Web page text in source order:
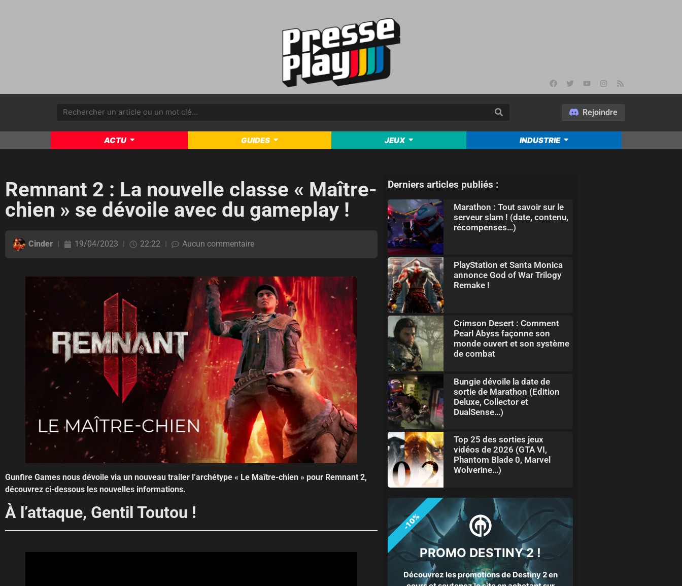
Rejoindre
ACTU GUIDES JEUX INDUSTRIE
Remnant 2 : La nouvelle classe « Maître-
chien » se dévoile avec du gameplay !
Cinder 19/04/2023 22:22 Aucun commentaire
Gunfire Games nous dévoile via un nouveau trailer l’archétype « Le Maître-chien » pour Remnant 2,
découvrez ci-dessous les nouvelles informations.
À l’attaque, Gentil Toutou !
Derniers articles publiés :
Marathon : Tout savoir sur le
serveur slam ! (date, contenu,
récompenses…)
PlayStation et Santa Monica
annonce God of War Trilogy
Remake !
Crimson Desert : Comment
Pearl Abyss façonne son
monde ouvert et son système
de combat
Bungie dévoile la date de
sortie de Marathon (Edition
Deluxe, Collector et
DualSense…)
Top 25 des sorties jeux
vidéos de 2026 (GTA VI,
Phantom Blade 0, Marvel
Wolverine…)
PROMO DESTINY 2 !
Découvrez les promotions de Destiny 2 en
-10%